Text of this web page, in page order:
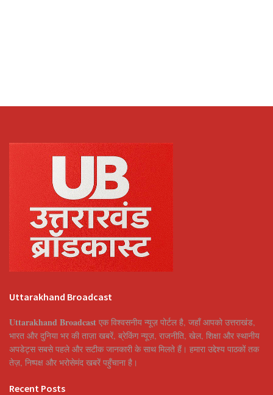
Uttarakhand Broadcast
Uttarakhand Broadcast एक विश्वसनीय न्यूज़ पोर्टल है, जहाँ आपको उत्तराखंड,
भारत और दुनिया भर की ताज़ा खबरें, ब्रेकिंग न्यूज़, राजनीति, खेल, शिक्षा और स्थानीय
अपडेट्स सबसे पहले और सटीक जानकारी के साथ मिलते हैं। हमारा उद्देश्य पाठकों तक
तेज़, निष्पक्ष और भरोसेमंद खबरें पहुँचाना है।
Recent Posts